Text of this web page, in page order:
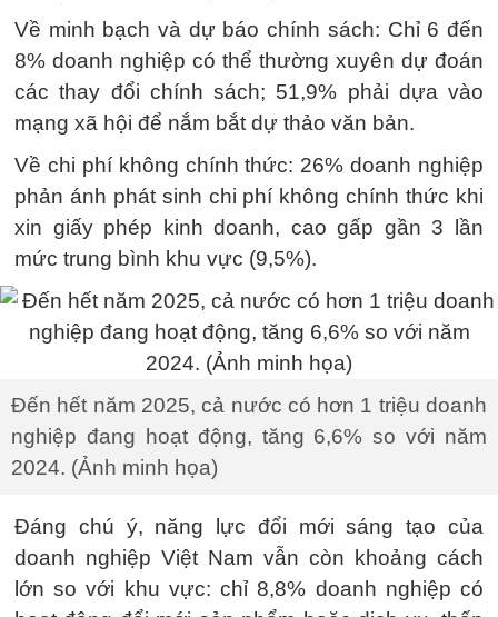
Về minh bạch và dự báo chính sách: Chỉ 6 đến
8% doanh nghiệp có thể thường xuyên dự đoán
các thay đổi chính sách; 51,9% phải dựa vào
mạng xã hội để nắm bắt dự thảo văn bản.
Về chi phí không chính thức: 26% doanh nghiệp
phản ánh phát sinh chi phí không chính thức khi
xin giấy phép kinh doanh, cao gấp gần 3 lần
mức trung bình khu vực (9,5%).
Đến hết năm 2025, cả nước có hơn 1 triệu doanh
nghiệp đang hoạt động, tăng 6,6% so với năm
2024. (Ảnh minh họa)
Đáng chú ý, năng lực đổi mới sáng tạo của
doanh nghiệp Việt Nam vẫn còn khoảng cách
lớn so với khu vực: chỉ 8,8% doanh nghiệp có